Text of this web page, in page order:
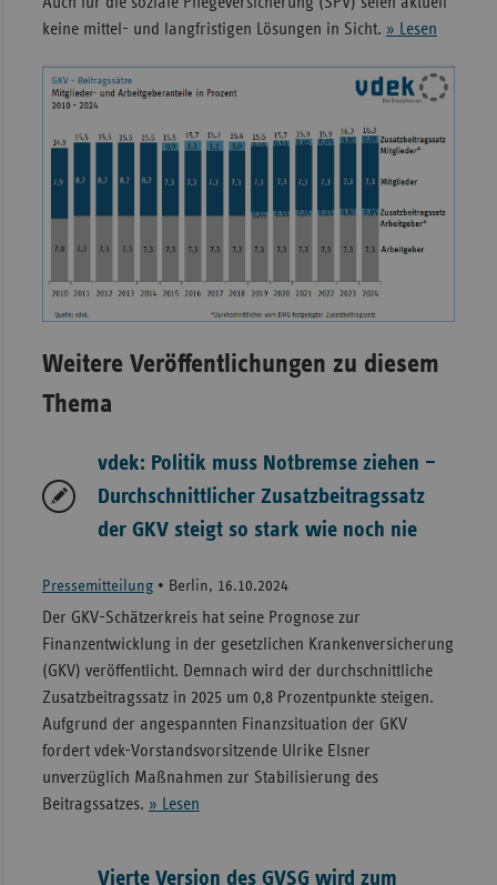
keine mittel- und langfristigen Lösungen in Sicht. » Lesen
Weitere Veröffentlichungen zu diesem
Thema
vdek: Politik muss Notbremse ziehen –
Durchschnittlicher Zusatzbeitragssatz
der GKV steigt so stark wie noch nie
Pressemitteilung• Berlin, 16.10.2024
Der GKV-Schätzerkreis hat seine Prognose zur
Finanzentwicklung in der gesetzlichen Krankenversicherung
(GKV) veröffentlicht. Demnach wird der durchschnittliche
Zusatzbeitragssatz in 2025 um 0,8 Prozentpunkte steigen.
Aufgrund der angespannten Finanzsituation der GKV
fordert vdek-Vorstandsvorsitzende Ulrike Elsner
unverzüglich Maßnahmen zur Stabilisierung des
Beitragssatzes. » Lesen
Vierte Version des GVSG wird zum